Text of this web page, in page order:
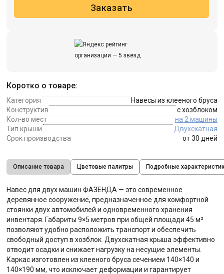
Коротко о товаре:
Категория
Навесы из клееного бруса
Конструктив
с хозблоком
Кол-во мест
на 2 машины
Тип крыши
Двухскатная
Срок производства
от 30 дней
Заказать
Описание товара Цветовые палитры Подробные
Навес для двух машин ФАЗЕНДА — это современное
деревянное сооружение, предназначенное для комфортной
стоянки двух автомобилей и одновременного хранения
инвентаря. Габариты 9×5 метров при общей площади 45 м²
позволяют удобно расположить транспорт и обеспечить
свободный доступ в хозблок. Двухскатная крыша эффективно
отводит осадки и снижает нагрузку на несущие элементы.
Каркас изготовлен из клееного бруса сечением 140×140 и
140×190 мм, что исключает деформации и гарантирует